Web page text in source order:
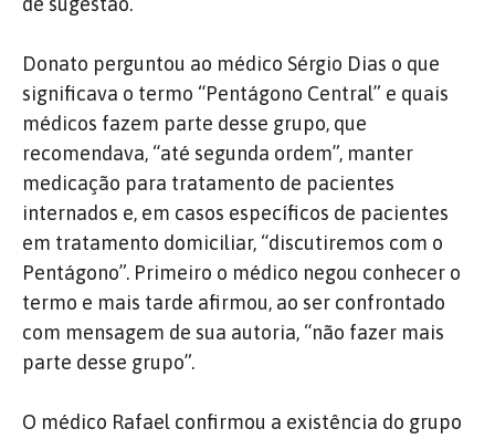
Donato perguntou ao médico Sérgio Dias o que
significava o termo “Pentágono Central” e quais
médicos fazem parte desse grupo, que
recomendava, “até segunda ordem”, manter
medicação para tratamento de pacientes
internados e, em casos específicos de pacientes
em tratamento domiciliar, “discutiremos com o
Pentágono”. Primeiro o médico negou conhecer o
termo e mais tarde afirmou, ao ser confrontado
com mensagem de sua autoria, “não fazer mais
parte desse grupo”.
O médico Rafael confirmou a existência do grupo